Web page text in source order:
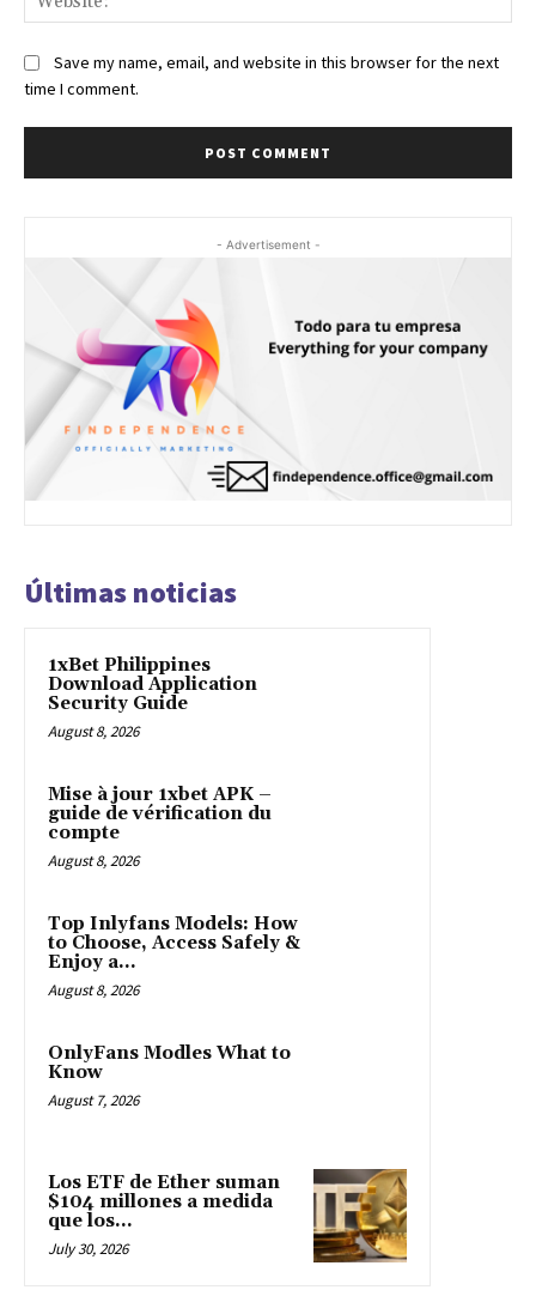
Save my name, email, and website in this browser for the next
time I comment.
- Advertisement -
Últimas noticias
1xBet Philippines
Download Application
Security Guide
August 8, 2026
Mise à jour 1xbet APK –
guide de vérification du
compte
August 8, 2026
Top Inlyfans Models: How
to Choose, Access Safely &
Enjoy a...
August 8, 2026
OnlyFans Modles What to
Know
August 7, 2026
Los ETF de Ether suman
$104 millones a medida
que los...
July 30, 2026